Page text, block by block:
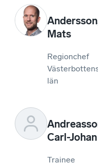
Andersson
Mats
Regionchef
län
Carl-Johan
Trainee